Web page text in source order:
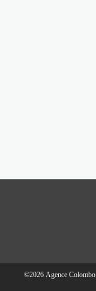
©2026 Agence Colombo